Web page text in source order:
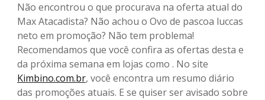
Não encontrou o que procurava na oferta atual do
Max Atacadista? Não achou o Ovo de pascoa luccas
neto em promoção? Não tem problema!
Recomendamos que você confira as ofertas desta e
da próxima semana em lojas como . No site
Kimbino.com.br, você encontra um resumo diário
das promoções atuais. E se quiser ser avisado sobre